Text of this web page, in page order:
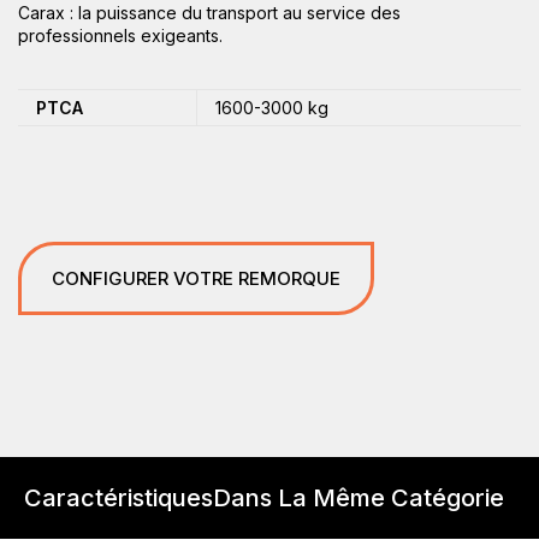
Carax : la puissance du transport au service des
professionnels exigeants.
PTCA 1600-3000 kg
CONFIGURER VOTRE REMORQUE
CaractéristiquesDans La Même Catégorie